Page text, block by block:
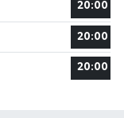
20:00
20:00
20:00